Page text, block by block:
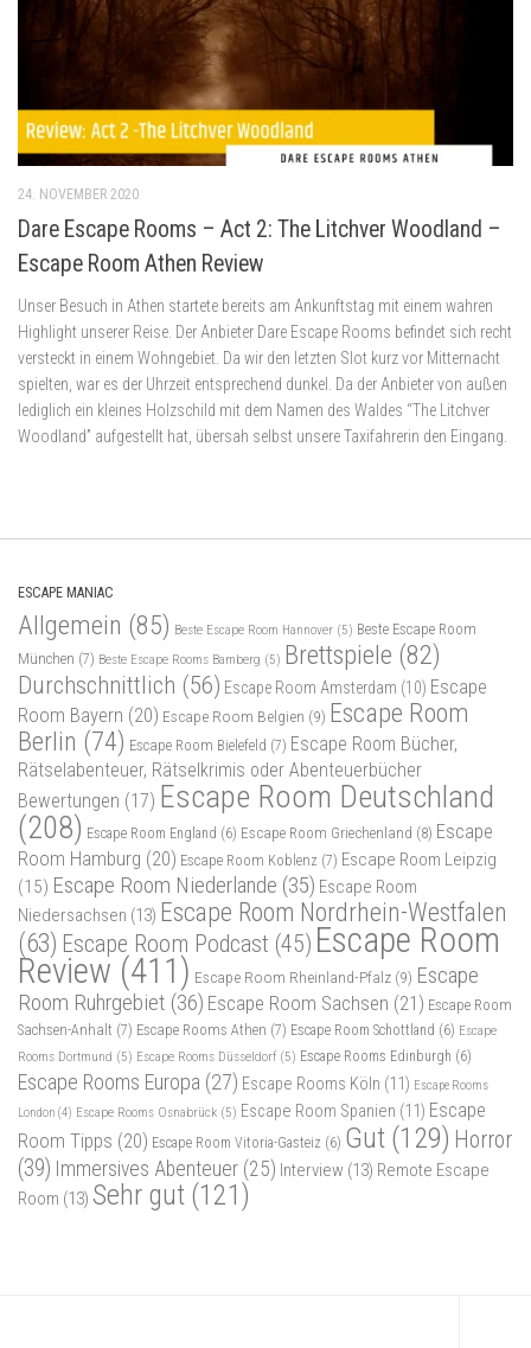
24. NOVEMBER 2020
Dare Escape Rooms – Act 2: The Litchver Woodland –
Escape Room Athen Review
Unser Besuch in Athen startete bereits am Ankunftstag mit einem wahren
Highlight unserer Reise. Der Anbieter Dare Escape Rooms befindet sich recht
versteckt in einem Wohngebiet. Da wir den letzten Slot kurz vor Mitternacht
spielten, war es der Uhrzeit entsprechend dunkel. Da der Anbieter von außen
lediglich ein kleines Holzschild mit dem Namen des Waldes “The Litchver
Woodland” aufgestellt hat, übersah selbst unsere Taxifahrerin den Eingang.
ESCAPE MANIAC
Allgemein (85) Beste Escape Room Hannover (5) Beste Escape Room
München (7) Beste Escape Rooms Bamberg (5) Brettspiele (82)
Durchschnittlich (56) Escape Room Amsterdam (10) Escape
Room Bayern (20) Escape Room Belgien (9) Escape Room
Berlin (74) Escape Room Bielefeld (7) Escape Room Bücher,
Rätselabenteuer, Rätselkrimis oder Abenteuerbücher
Bewertungen (17) Escape Room Deutschland
(208) Escape Room England (6) Escape Room Griechenland (8) Escape
Room Hamburg (20) Escape Room Koblenz (7) Escape Room Leipzig
(15) Escape Room Niederlande (35) Escape Room
Niedersachsen (13) Escape Room Nordrhein-Westfalen
(63) Escape Room Podcast (45) Escape Room
Review (411) Escape Room Rheinland-Pfalz (9) Escape
Room Ruhrgebiet (36) Escape Room Sachsen (21) Escape Room
Sachsen-Anhalt (7) Escape Rooms Athen (7) Escape Room Schottland (6) Escape
Rooms Dortmund (5) Escape Rooms Düsseldorf (5) Escape Rooms Edinburgh (6)
Escape Rooms Europa (27) Escape Rooms Köln (11) Escape Rooms
London (4) Escape Rooms Osnabrück (5) Escape Room Spanien (11) Escape
Room Tipps (20) Escape Room Vitoria-Gasteiz (6) Gut (129) Horror
(39) Immersives Abenteuer (25) Interview (13) Remote Escape
Room (13) Sehr gut (121)